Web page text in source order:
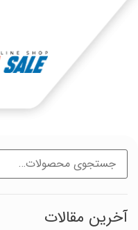
آخرین مقالات